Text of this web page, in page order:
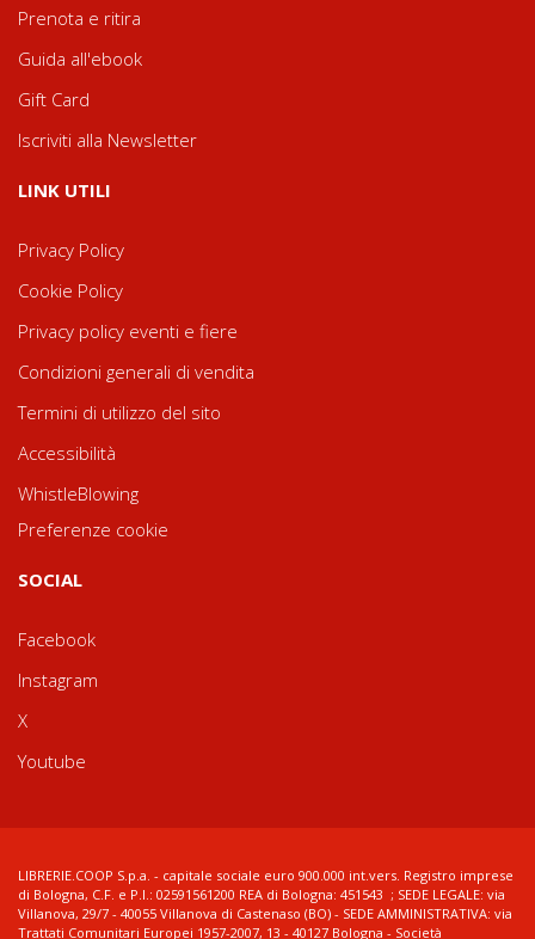
Prenota e ritira
Guida all'ebook
Gift Card
Iscriviti alla Newsletter
LINK UTILI
Privacy Policy
Cookie Policy
Privacy policy eventi e fiere
Condizioni generali di vendita
Termini di utilizzo del sito
Accessibilità
WhistleBlowing
Preferenze cookie
SOCIAL
Facebook
Instagram
X
Youtube
LIBRERIE.COOP S.p.a. - capitale sociale euro 900.000 int.vers. Registro imprese
di Bologna, C.F. e P.I.: 02591561200 REA di Bologna: 451543 ; SEDE LEGALE: via
Villanova, 29/7 - 40055 Villanova di Castenaso (BO) - SEDE AMMINISTRATIVA: via
Trattati Comunitari Europei 1957-2007, 13 - 40127 Bologna - Società